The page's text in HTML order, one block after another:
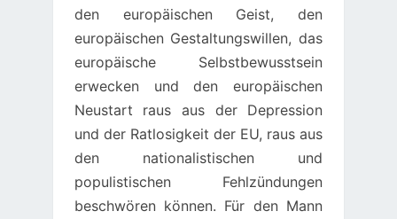
den europäischen Geist, den
europäischen Gestaltungswillen, das
europäische Selbstbewusstsein
erwecken und den europäischen
Neustart raus aus der Depression
und der Ratlosigkeit der EU, raus aus
den nationalistischen und
populistischen Fehlzündungen
beschwören können. Für den Mann